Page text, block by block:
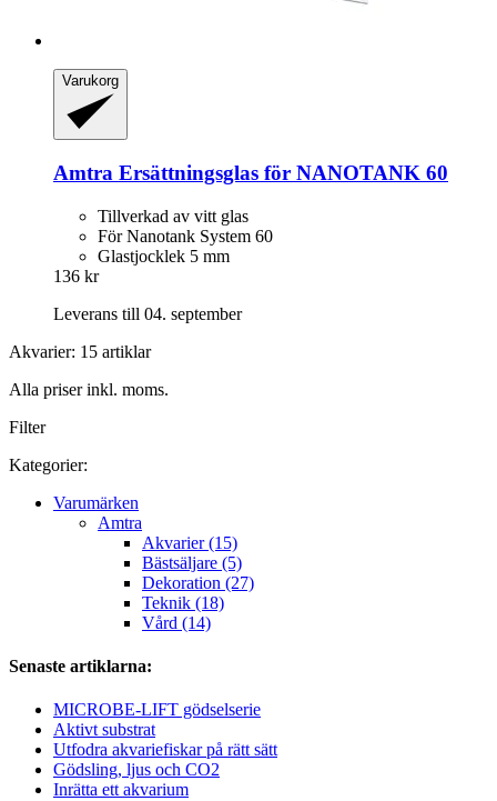
Varukorg
Amtra Ersättningsglas för NANOTANK 60
Tillverkad av vitt glas
För Nanotank System 60
Glastjocklek 5 mm
136 kr
Leverans till 04. september
Akvarier: 15 artiklar
Alla priser inkl. moms.
Filter
Kategorier:
Varumärken
Amtra
Akvarier (15)
Bästsäljare (5)
Dekoration (27)
Teknik (18)
Vård (14)
Senaste artiklarna:
MICROBE-LIFT gödselserie
Aktivt substrat
Utfodra akvariefiskar på rätt sätt
Gödsling, ljus och CO2
Inrätta ett akvarium